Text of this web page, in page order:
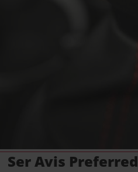
Ser Avis Preferred